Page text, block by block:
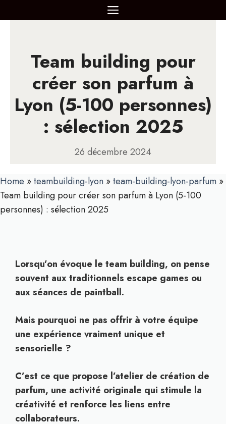
au
MENU
Team building pour
créer son parfum à
Lyon (5-100 personnes)
: sélection 2025
26 décembre 2024
Home »teambuilding-lyon »team-building-lyon-parfum »
Team building pour créer son parfum à Lyon (5-100
personnes) : sélection 2025
Lorsqu’on évoque le team building, on pense
souvent aux traditionnels escape games ou
aux séances de paintball.
Mais pourquoi ne pas offrir à votre équipe
une expérience vraiment unique et
sensorielle ?
C’est ce que propose l’atelier de création de
parfum, une activité originale qui stimule la
créativité et renforce les liens entre
collaborateurs.